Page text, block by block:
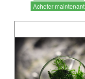
Acheter maintenant